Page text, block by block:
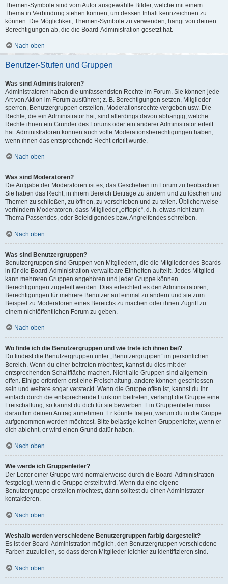
Themen-Symbole sind vom Autor ausgewählte Bilder, welche mit einem
Thema in Verbindung stehen können, um dessen Inhalt kennzeichnen zu
können. Die Möglichkeit, Themen-Symbole zu verwenden, hängt von deinen
Berechtigungen ab, die die Board-Administration gesetzt hat.
Nach oben
Benutzer-Stufen und Gruppen
Was sind Administratoren?
Administratoren haben die umfassendsten Rechte im Forum. Sie können jede
Art von Aktion im Forum ausführen; z. B. Berechtigungen setzen, Mitglieder
sperren, Benutzergruppen erstellen, Moderationsrechte vergeben usw. Die
Rechte, die ein Administrator hat, sind allerdings davon abhängig, welche
Rechte ihnen ein Gründer des Forums oder ein anderer Administrator erteilt
hat. Administratoren können auch volle Moderationsberechtigungen haben,
wenn ihnen das entsprechende Recht erteilt wurde.
Nach oben
Was sind Moderatoren?
Die Aufgabe der Moderatoren ist es, das Geschehen im Forum zu beobachten.
Sie haben das Recht, in ihrem Bereich Beiträge zu ändern und zu löschen und
Themen zu schließen, zu öffnen, zu verschieben und zu teilen. Üblicherweise
verhindern Moderatoren, dass Mitglieder „offtopic“, d. h. etwas nicht zum
Thema Passendes, oder Beleidigendes bzw. Angreifendes schreiben.
Nach oben
Was sind Benutzergruppen?
Benutzergruppen sind Gruppen von Mitgliedern, die die Mitglieder des Boards
in für die Board-Administration verwaltbare Einheiten aufteilt. Jedes Mitglied
kann mehreren Gruppen angehören und jeder Gruppe können
Berechtigungen zugeteilt werden. Dies erleichtert es den Administratoren,
Berechtigungen für mehrere Benutzer auf einmal zu ändern und sie zum
Beispiel zu Moderatoren eines Bereichs zu machen oder ihnen Zugriff zu
einem nichtöffentlichen Forum zu geben.
Nach oben
Wo finde ich die Benutzergruppen und wie trete ich ihnen bei?
Du findest die Benutzergruppen unter „Benutzergruppen“ im persönlichen
Bereich. Wenn du einer beitreten möchtest, kannst du dies mit der
entsprechenden Schaltfläche machen. Nicht alle Gruppen sind allgemein
offen. Einige erfordern erst eine Freischaltung, andere können geschlossen
sein und weitere sogar versteckt. Wenn die Gruppe offen ist, kannst du ihr
einfach durch die entsprechende Funktion beitreten; verlangt die Gruppe eine
Freischaltung, so kannst du dich für sie bewerben. Ein Gruppenleiter muss
daraufhin deinen Antrag annehmen. Er könnte fragen, warum du in die Gruppe
aufgenommen werden möchtest. Bitte belästige keinen Gruppenleiter, wenn er
dich ablehnt, er wird einen Grund dafür haben.
Nach oben
Wie werde ich Gruppenleiter?
Der Leiter einer Gruppe wird normalerweise durch die Board-Administration
festgelegt, wenn die Gruppe erstellt wird. Wenn du eine eigene
Benutzergruppe erstellen möchtest, dann solltest du einen Administrator
kontaktieren.
Nach oben
Weshalb werden verschiedene Benutzergruppen farbig dargestellt?
Es ist der Board-Administration möglich, den Benutzergruppen verschiedene
Farben zuzuteilen, so dass deren Mitglieder leichter zu identifizieren sind.
Nach oben